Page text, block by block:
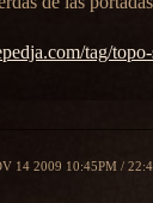
tag/
14 2009 10:45PM /